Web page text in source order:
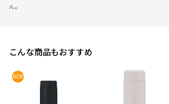
ん。
こんな商品もおすすめ
NEW